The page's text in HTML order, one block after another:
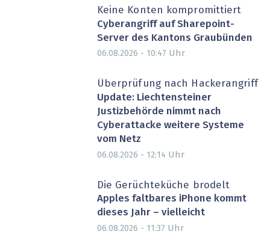
Keine Konten kompromittiert
Cyberangriff auf Sharepoint-
Server des Kantons Graubünden
06.08.2026 - 10:47 Uhr
Überprüfung nach Hackerangriff
Update: Liechtensteiner
Justizbehörde nimmt nach
Cyberattacke weitere Systeme
vom Netz
06.08.2026 - 12:14 Uhr
Die Gerüchteküche brodelt
Apples faltbares iPhone kommt
dieses Jahr – vielleicht
06.08.2026 - 11:37 Uhr